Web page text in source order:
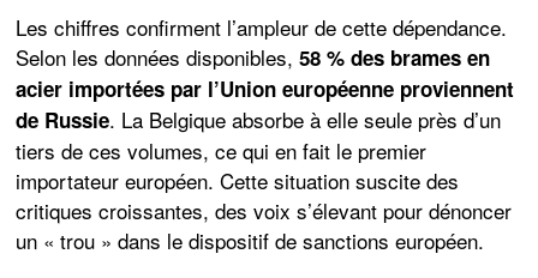
Les chiffres confirment l’ampleur de cette dépendance.
Selon les données disponibles,58 % des brames en
acier importées par l’Union européenne proviennent
de Russie. La Belgique absorbe à elle seule près d’un
tiers de ces volumes, ce qui en fait le premier
importateur européen. Cette situation suscite des
critiques croissantes, des voix s’élevant pour dénoncer
un « trou » dans le dispositif de sanctions européen.